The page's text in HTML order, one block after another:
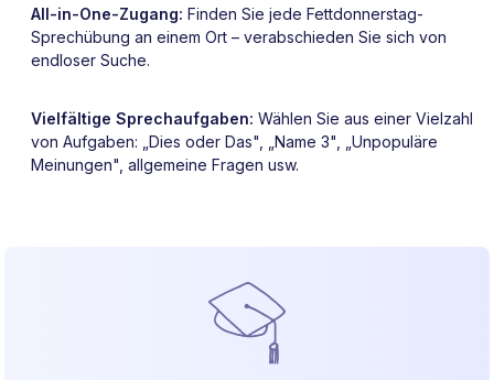
All-in-One-Zugang: Finden Sie jede Fettdonnerstag-
Sprechübung an einem Ort – verabschieden Sie sich von
endloser Suche.
Vielfältige Sprechaufgaben: Wählen Sie aus einer Vielzahl
von Aufgaben: „Dies oder Das", „Name 3", „Unpopuläre
Meinungen", allgemeine Fragen usw.